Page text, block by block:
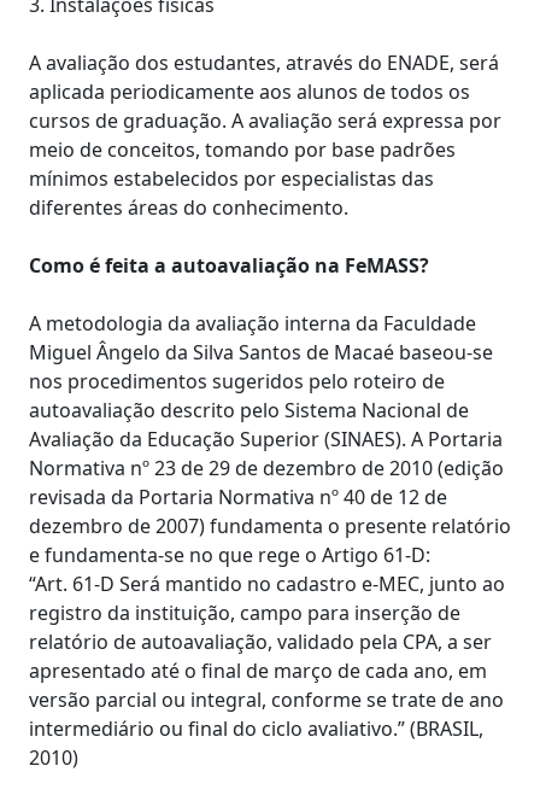
A avaliação dos estudantes, através do ENADE, será
aplicada periodicamente aos alunos de todos os
cursos de graduação. A avaliação será expressa por
meio de conceitos, tomando por base padrões
mínimos estabelecidos por especialistas das
diferentes áreas do conhecimento.
Como é feita a autoavaliação na FeMASS?
A metodologia da avaliação interna da Faculdade
Miguel Ângelo da Silva Santos de Macaé baseou-se
nos procedimentos sugeridos pelo roteiro de
autoavaliação descrito pelo Sistema Nacional de
Avaliação da Educação Superior (SINAES). A Portaria
Normativa nº 23 de 29 de dezembro de 2010 (edição
revisada da Portaria Normativa nº 40 de 12 de
dezembro de 2007) fundamenta o presente relatório
e fundamenta-se no que rege o Artigo 61-D:
“Art. 61-D Será mantido no cadastro e-MEC, junto ao
registro da instituição, campo para inserção de
relatório de autoavaliação, validado pela CPA, a ser
apresentado até o final de março de cada ano, em
versão parcial ou integral, conforme se trate de ano
intermediário ou final do ciclo avaliativo.” (BRASIL,
2010)